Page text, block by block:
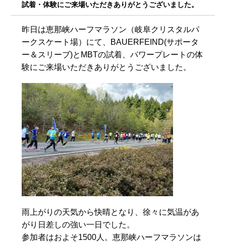
試着・体験にご来場いただきありがとうございました。
昨日は恵那峡ハーフマラソン（岐阜クリスタルパ
ークスケート場）にて、BAUERFEIND(サポータ
ー＆スリーブ)とMBTの試着、パワープレートの体
験にご来場いただきありがとうございました。
雨上がりの天気から快晴となり、徐々に気温があ
がり日差しの強い一日でした。
参加者はおよそ1500人。恵那峡ハーフマラソンは